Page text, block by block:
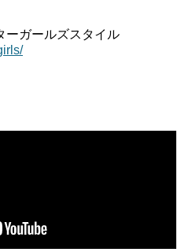
ーガールズスタイル